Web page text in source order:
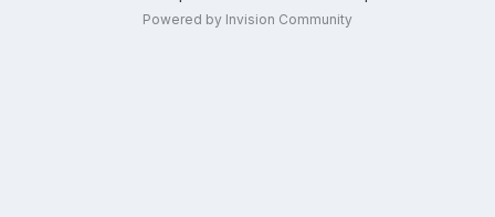
Powered by Invision Community